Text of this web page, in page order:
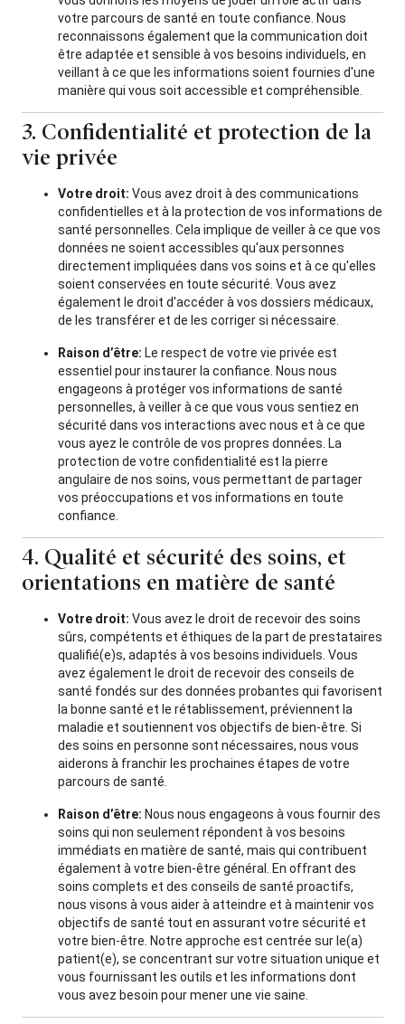
votre parcours de santé en toute confiance. Nous
reconnaissons également que la communication doit
être adaptée et sensible à vos besoins individuels, en
veillant à ce que les informations soient fournies d'une
manière qui vous soit accessible et compréhensible.
3. Confidentialité et protection de la
vie privée
Votre droit: Vous avez droit à des communications
confidentielles et à la protection de vos informations de
santé personnelles. Cela implique de veiller à ce que vos
données ne soient accessibles qu'aux personnes
directement impliquées dans vos soins et à ce qu'elles
soient conservées en toute sécurité. Vous avez
également le droit d'accéder à vos dossiers médicaux,
de les transférer et de les corriger si nécessaire.
Raison d’être: Le respect de votre vie privée est
essentiel pour instaurer la confiance. Nous nous
engageons à protéger vos informations de santé
personnelles, à veiller à ce que vous vous sentiez en
sécurité dans vos interactions avec nous et à ce que
vous ayez le contrôle de vos propres données. La
protection de votre confidentialité est la pierre
angulaire de nos soins, vous permettant de partager
vos préoccupations et vos informations en toute
confiance.
4. Qualité et sécurité des soins, et
orientations en matière de santé
Votre droit: Vous avez le droit de recevoir des soins
sûrs, compétents et éthiques de la part de prestataires
qualifié(e)s, adaptés à vos besoins individuels. Vous
avez également le droit de recevoir des conseils de
santé fondés sur des données probantes qui favorisent
la bonne santé et le rétablissement, préviennent la
maladie et soutiennent vos objectifs de bien-être. Si
des soins en personne sont nécessaires, nous vous
aiderons à franchir les prochaines étapes de votre
parcours de santé.
Raison d’être: Nous nous engageons à vous fournir des
soins qui non seulement répondent à vos besoins
immédiats en matière de santé, mais qui contribuent
également à votre bien-être général. En offrant des
soins complets et des conseils de santé proactifs,
nous visons à vous aider à atteindre et à maintenir vos
objectifs de santé tout en assurant votre sécurité et
votre bien-être. Notre approche est centrée sur le(a)
patient(e), se concentrant sur votre situation unique et
vous fournissant les outils et les informations dont
vous avez besoin pour mener une vie saine.